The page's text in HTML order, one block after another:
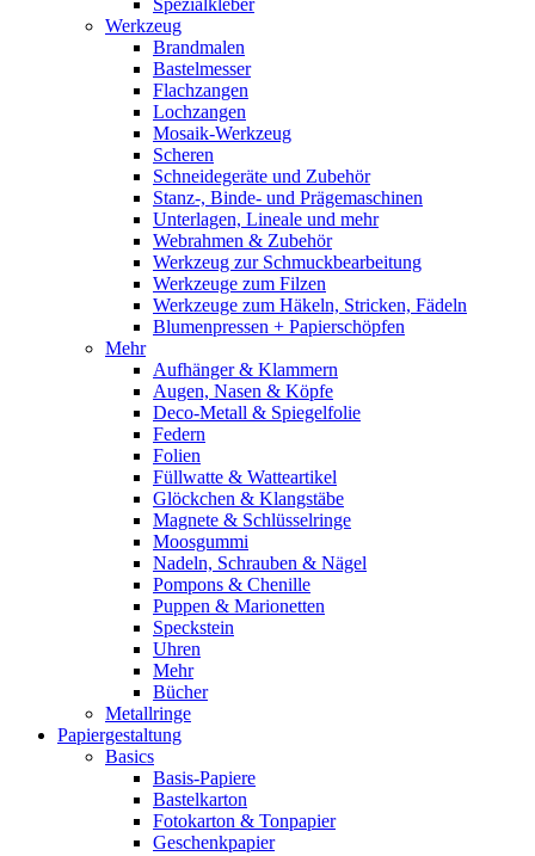
Spezialkleber
Werkzeug
Brandmalen
Bastelmesser
Flachzangen
Lochzangen
Mosaik-Werkzeug
Scheren
Schneidegeräte und Zubehör
Stanz-, Binde- und Prägemaschinen
Unterlagen, Lineale und mehr
Webrahmen & Zubehör
Werkzeug zur Schmuckbearbeitung
Werkzeuge zum Filzen
Werkzeuge zum Häkeln, Stricken, Fädeln
Blumenpressen + Papierschöpfen
Mehr
Aufhänger & Klammern
Augen, Nasen & Köpfe
Deco-Metall & Spiegelfolie
Federn
Folien
Füllwatte & Watteartikel
Glöckchen & Klangstäbe
Magnete & Schlüsselringe
Moosgummi
Nadeln, Schrauben & Nägel
Pompons & Chenille
Puppen & Marionetten
Speckstein
Uhren
Mehr
Bücher
Metallringe
Papiergestaltung
Basics
Basis-Papiere
Bastelkarton
Fotokarton & Tonpapier
Geschenkpapier